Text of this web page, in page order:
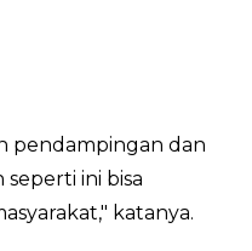
pendampingan dan
ini bisa
katanya.